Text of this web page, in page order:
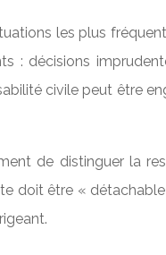
les plus
: décisions
civile peut être
de distinguer la
doit être «